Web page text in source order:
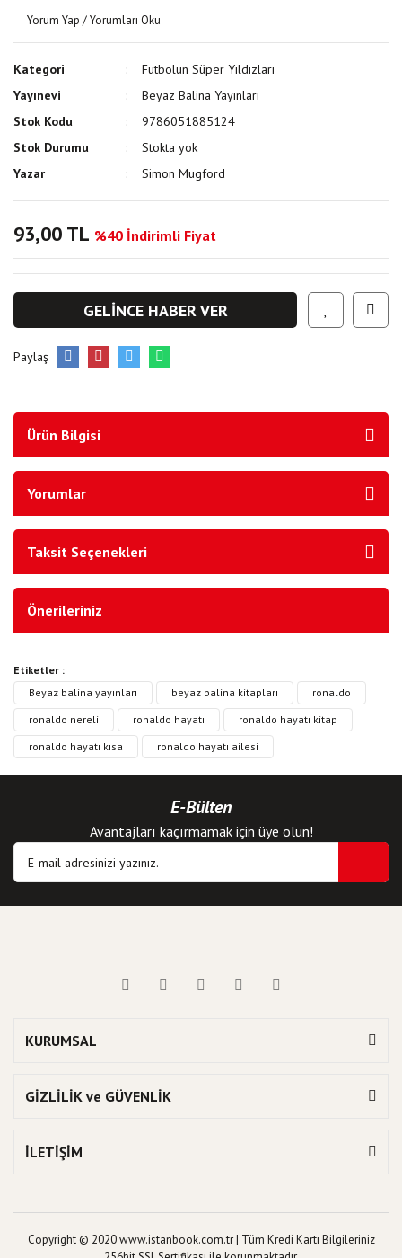
Yorum Yap / Yorumları Oku
Kategori
Futbolun Süper Yıldızları
Yayınevi
Beyaz Balina Yayınları
Stok Kodu
9786051885124
Stok Durumu
Stokta yok
Yazar
Simon Mugford
93,00 TL %40 İndirimli Fiyat
GELİNCE HABER VER
Paylaş
Ürün Bilgisi
Yorumlar
Taksit Seçenekleri
Önerileriniz
Etiketler :
Beyaz balina yayınları
beyaz balina kitapları
ronaldo
ronaldo nereli
ronaldo hayatı
ronaldo hayatı kitap
ronaldo hayatı kısa
ronaldo hayatı ailesi
E-Bülten
Avantajları kaçırmamak için üye olun!
KURUMSAL
GİZLİLİK ve GÜVENLİK
İLETİŞİM
Copyright © 2020 www.istanbook.com.tr | Tüm Kredi Kartı Bilgileriniz